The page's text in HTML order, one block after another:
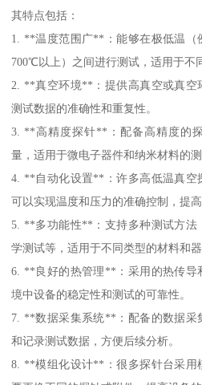
其特点包括：
1. **温度范围广**：能够在极低温（
700℃以上）之间进行测试，适用于不
2. **真空环境**：提供高真空或真空
测试数据的准确性和重复性。
3. **高精度探针**：配备高精度的
量，适用于微电子器件和纳米材料的测
4. **自动化设置**：许多高低温真空
可以实现温度和压力的准确控制，提高
5. **多功能性**：支持多种测试方法
学测试等，适用于不同类型的材料和器
6. **良好的热管理**：采用的热传导
境中设备的稳定性和测试的可靠性。
7. **数据采集系统**：配备的数据采
和记录测试数据，方便后续分析。
8. **模组化设计**：很多探针台采用